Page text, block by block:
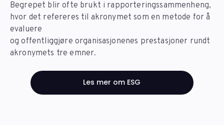
Begrepet blir ofte brukt i rapporteringssammenheng,
hvor det refereres til akronymet som en metode for å
evaluere
og offentliggjøre organisasjonenes prestasjoner rundt
akronymets tre emner.
Les mer om ESG